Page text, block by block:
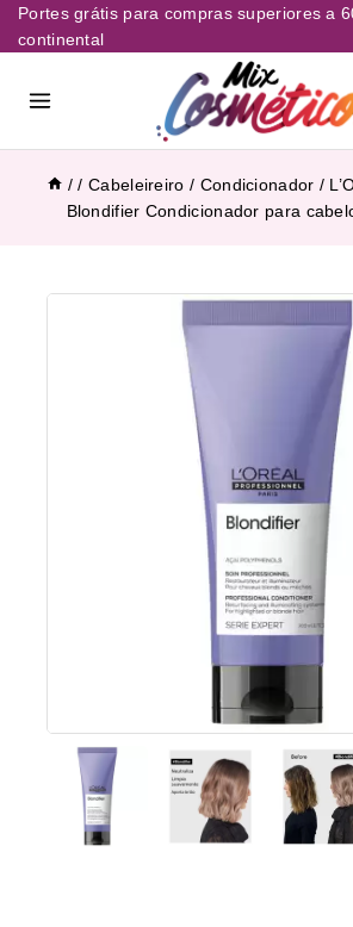
Portes grátis para compras superiores a
continental
/ / Cabeleireiro / Condicionador /
Blondifier Condicionador para